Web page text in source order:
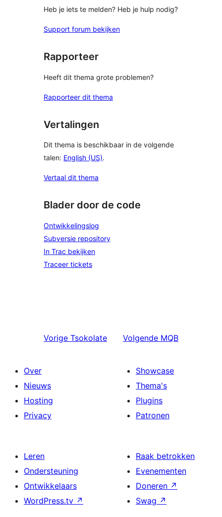
Heb je iets te melden? Heb je hulp nodig?
Support forum bekijken
Rapporteer
Heeft dit thema grote problemen?
Rapporteer dit thema
Vertalingen
Dit thema is beschikbaar in de volgende
talen: English (US).
Vertaal dit thema
Blader door de code
Ontwikkelingslog
Subversie repository
In Trac bekijken
Traceer tickets
Vorige Tsokolate Volgende MQB
Over
Nieuws
Hosting
Privacy
Showcase
Thema's
Plugins
Patronen
Leren
Ondersteuning
Ontwikkelaars
WordPress.tv ↗
Raak betrokken
Evenementen
Doneren ↗
Swag ↗